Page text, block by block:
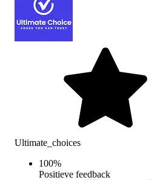
Ultimate_choices
100%
Positieve feedback